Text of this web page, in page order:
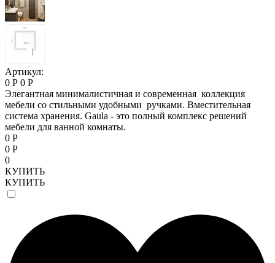
Артикул:
0 Р 0 Р
Элегантная минималистичная и современная коллекция
мебели со стильными удобными ручками. Вместительная
система хранения. Gaula - это полный комплекс решений
мебели для ванной комнаты.
0 Р
0 Р
0
КУПИТЬ
КУПИТЬ